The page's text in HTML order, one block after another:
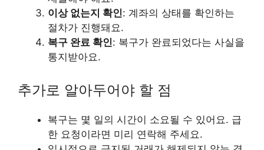
이상 없는지 확인: 계좌의 상태를 확인하는
절차가 진행돼요.
복구 완료 확인: 복구가 완료되었다는 사실을
통지받아요.
추가로 알아두어야 할 점
복구는 몇 일의 시간이 소요될 수 있어요. 급
한 요청이라면 미리 연락해 주세요.